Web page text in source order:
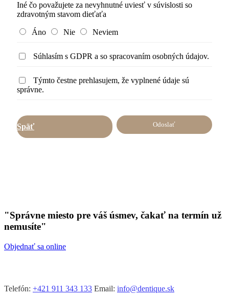
Iné čo považujete za nevyhnutné uviesť v súvislosti so
zdravotným stavom dieťaťa
Áno Nie Neviem
Súhlasím s GDPR a so spracovaním osobných údajov.
Týmto čestne prehlasujem, že vyplnené údaje sú
správne.
Späť
"Správne miesto pre váš úsmev, čakať na termín už
nemusíte"
Objednať sa online
Telefón: +421 911 343 133 Email: info@dentique.sk